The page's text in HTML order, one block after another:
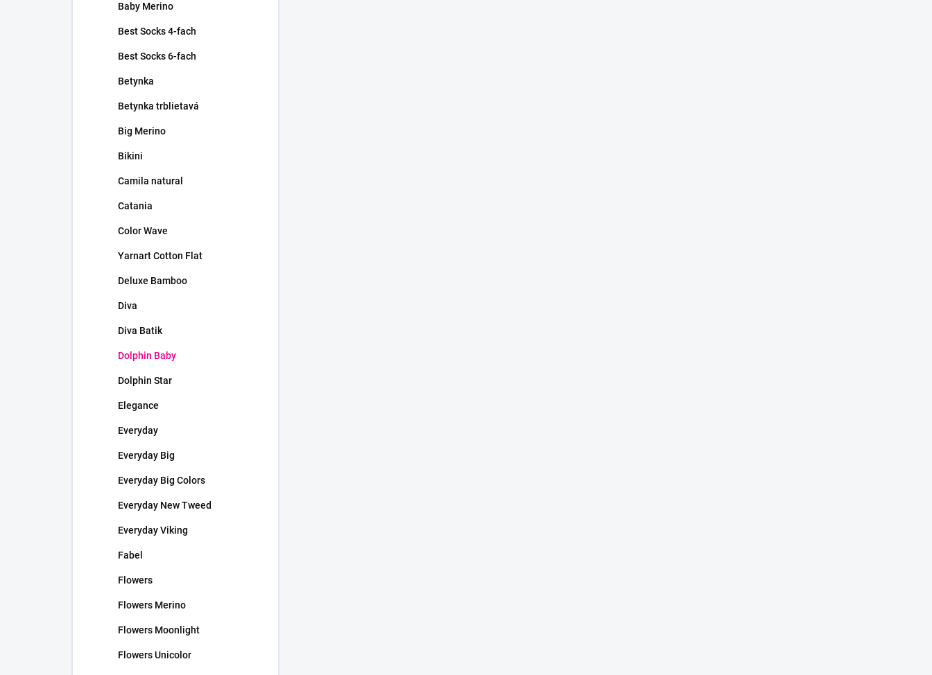
Baby Merino
Best Socks 4-fach
Best Socks 6-fach
Betynka
Betynka trblietavá
Big Merino
Bikini
Camila natural
Catania
Color Wave
Yarnart Cotton Flat
Deluxe Bamboo
Diva
Diva Batik
Dolphin Baby
Dolphin Star
Elegance
Everyday
Everyday Big
Everyday Big Colors
Everyday New Tweed
Everyday Viking
Fabel
Flowers
Flowers Merino
Flowers Moonlight
Flowers Unicolor